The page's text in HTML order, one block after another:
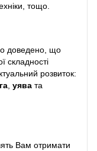
тощо.
доведено, що
складності
розвиток:
, уява та
Вам отримати